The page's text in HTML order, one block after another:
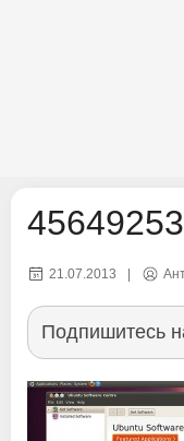
21.07.2013 |
Подпишитесь